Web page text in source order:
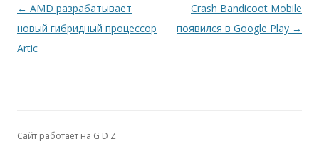
Навигация по записям
← AMD разрабатывает
новый гибридный процессор
Artic
Crash Bandicoot Mobile
появился в Google Play →
Сайт работает на G D Z